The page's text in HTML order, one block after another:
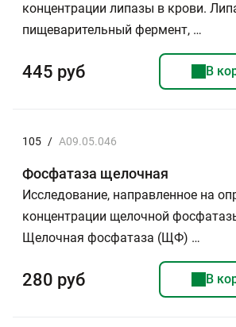
концентрации липазы в крови.
пищеварительный фермент, …
445 руб В
105 / A09.05.046
Фосфатаза щелочная
Исследование, направленное на
концентрации щелочной
Щелочная фосфатаза (ЩФ) …
280 руб В